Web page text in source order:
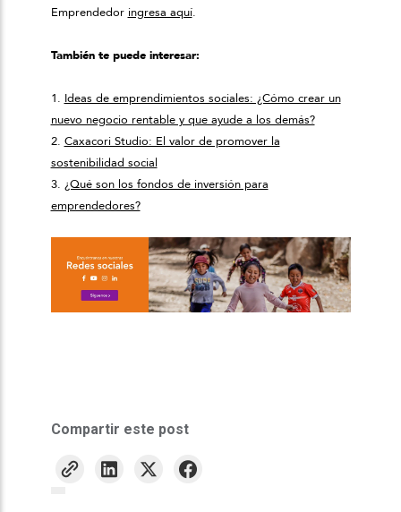
Emprendedor ingresa aquí.
También te puede interesar:
1. Ideas de emprendimientos sociales: ¿Cómo crear un
nuevo negocio rentable y que ayude a los demás?
2. Caxacori Studio: El valor de promover la
sostenibilidad social
3. ¿Qué son los fondos de inversión para
emprendedores?
Compartir este post